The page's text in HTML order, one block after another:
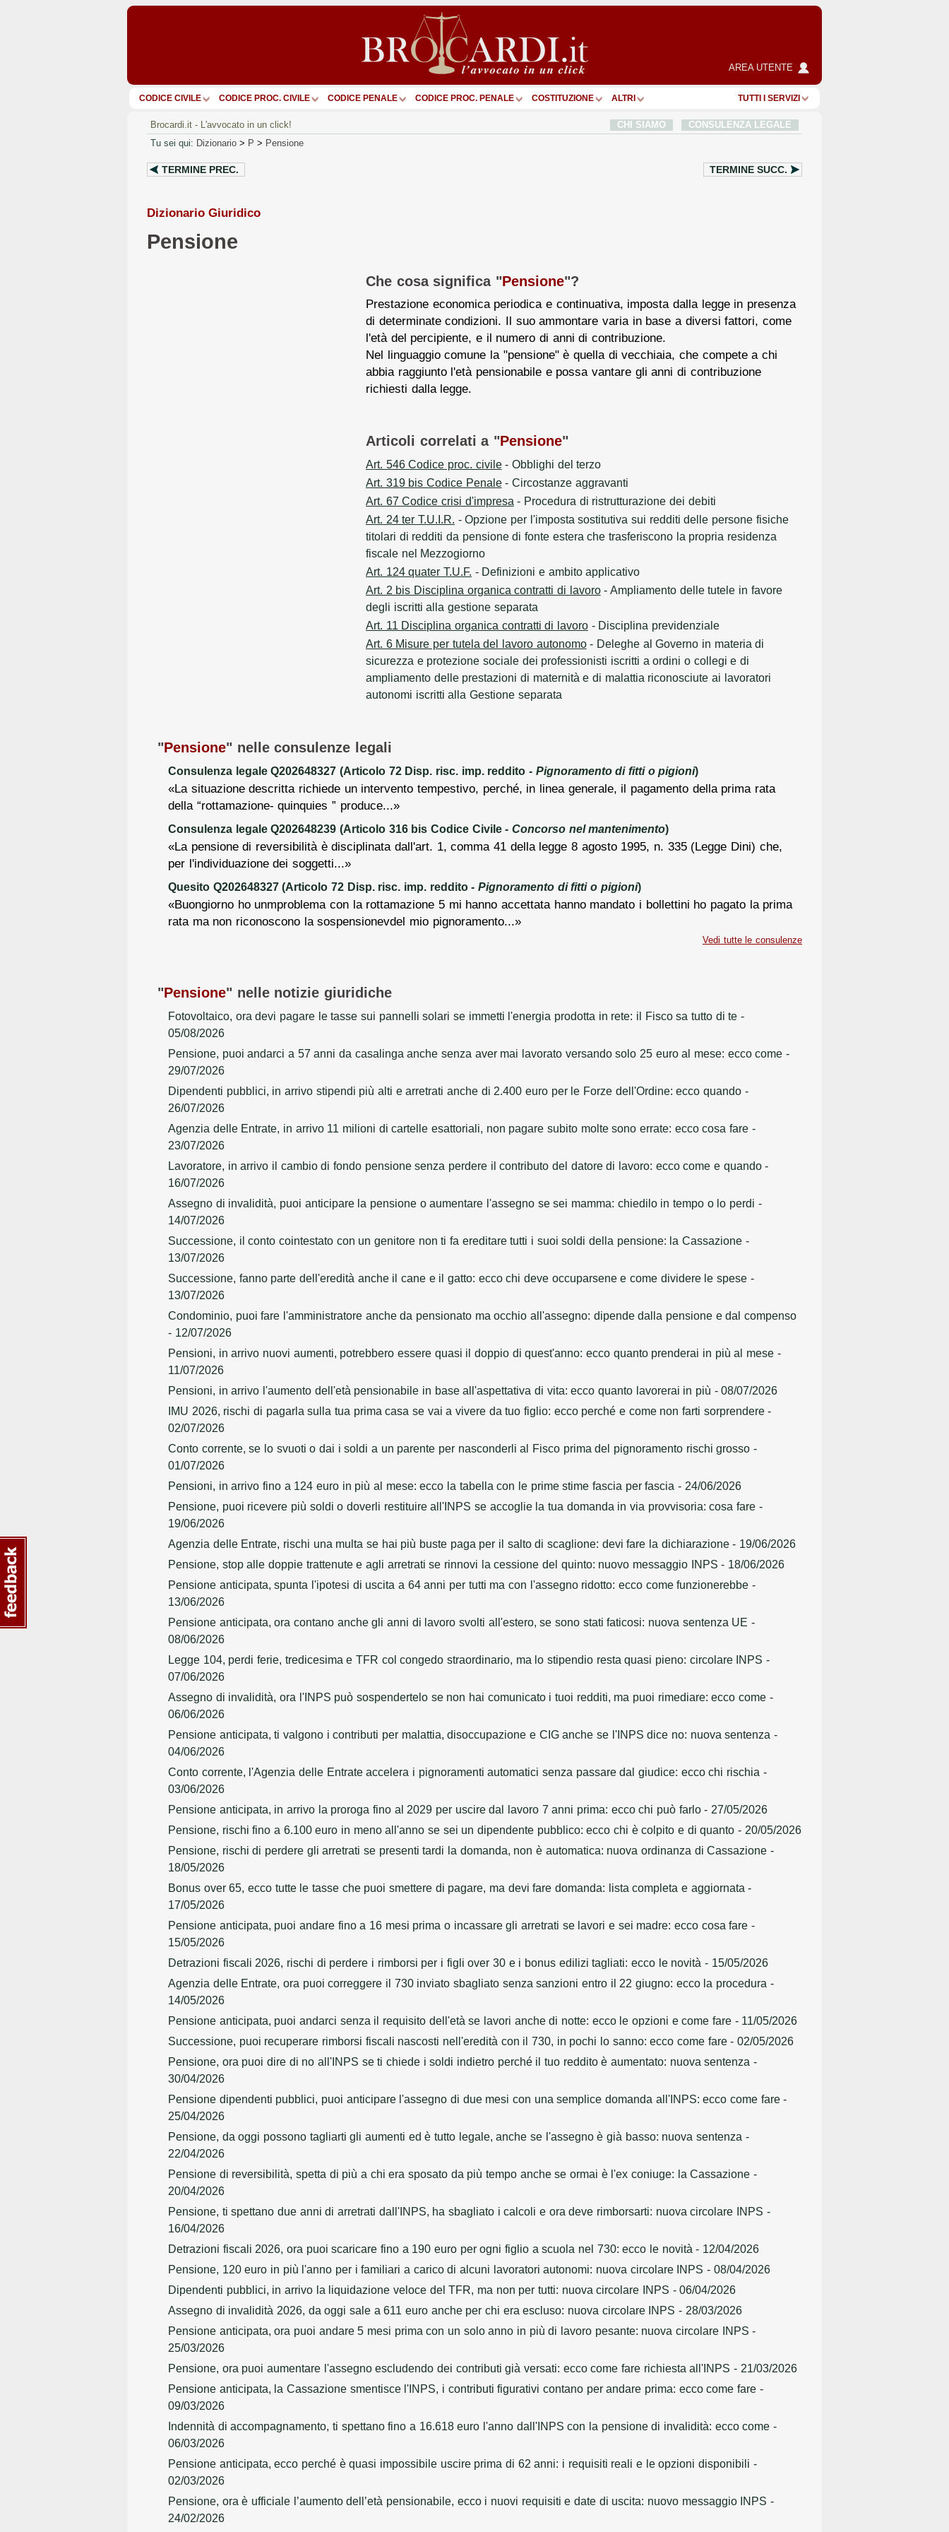
AREA UTENTE
CODICE CIVILE CODICE PROC. CIVILE CODICE PENALE CODICE PROC. PENALE COSTITUZIONE ALTRI TUTTI I SERVIZI
Brocardi.it - L'avvocato in un click! CHI SIAMO
CONSULENZA LEGALE
Tu sei qui: Dizionario > P > Pensione
TERMINE PREC. TERMINE SUCC.
Dizionario Giuridico
Pensione
Che cosa significa "Pensione"?
Prestazione economica periodica e continuativa, imposta dalla legge in presenza
di determinate condizioni. Il suo ammontare varia in base a diversi fattori, come
l'età del percipiente, e il numero di anni di contribuzione.
Nel linguaggio comune la "pensione" è quella di vecchiaia, che compete a chi
abbia raggiunto l'età pensionabile e possa vantare gli anni di contribuzione
richiesti dalla legge.
Articoli correlati a "Pensione"
Art. 546 Codice proc. civile- Obblighi del terzo
Art. 319 bis Codice Penale- Circostanze aggravanti
Art. 67 Codice crisi d'impresa - Procedura di ristrutturazione dei debiti
Art. 24 ter T.U.I.R. - Opzione per l'imposta sostitutiva sui redditi delle persone fisiche
titolari di redditi da pensione di fonte estera che trasferiscono la propria residenza
fiscale nel Mezzogiorno
Art. 124 quater T.U.F. - Definizioni e ambito applicativo
Art. 2 bis Disciplina organica contratti di lavoro- Ampliamento delle tutele in favore
degli iscritti alla gestione separata
Art. 11 Disciplina organica contratti di lavoro - Disciplina previdenziale
Art. 6 Misure per tutela del lavoro autonomo- Deleghe al Governo in materia di
sicurezza e protezione sociale dei professionisti iscritti a ordini o collegi e di
ampliamento delle prestazioni di maternità e di malattia riconosciute ai lavoratori
autonomi iscritti alla Gestione separata
"Pensione" nelle consulenze legali
Consulenza legale Q202648327 (Articolo 72 Disp. risc. imp. reddito - Pignoramento di fitti o pigioni)
«La situazione descritta richiede un intervento tempestivo, perché, in linea generale, il pagamento della prima rata
della “rottamazione- quinquies ” produce...»
Consulenza legale Q202648239 (Articolo 316 bis Codice Civile - Concorso nel mantenimento)
«La pensione di reversibilità è disciplinata dall'art. 1, comma 41 della legge 8 agosto 1995, n. 335 (Legge Dini) che,
per l'individuazione dei soggetti...»
Quesito Q202648327 (Articolo 72 Disp. risc. imp. reddito - Pignoramento di fitti o pigioni)
«Buongiorno ho unmproblema con la rottamazione 5 mi hanno accettata hanno mandato i bollettini ho pagato la prima
rata ma non riconoscono la sospensionevdel mio pignoramento...»
Vedi tutte le consulenze
"Pensione" nelle notizie giuridiche
Fotovoltaico, ora devi pagare le tasse sui pannelli solari se immetti l'energia prodotta in rete: il Fisco sa tutto di te -
05/08/2026
Pensione, puoi andarci a 57 anni da casalinga anche senza aver mai lavorato versando solo 25 euro al mese: ecco come -
29/07/2026
Dipendenti pubblici, in arrivo stipendi più alti e arretrati anche di 2.400 euro per le Forze dell'Ordine: ecco quando -
26/07/2026
Agenzia delle Entrate, in arrivo 11 milioni di cartelle esattoriali, non pagare subito molte sono errate: ecco cosa fare -
23/07/2026
Lavoratore, in arrivo il cambio di fondo pensione senza perdere il contributo del datore di lavoro: ecco come e quando-
16/07/2026
Assegno di invalidità, puoi anticipare la pensione o aumentare l'assegno se sei mamma: chiedilo in tempo o lo perdi -
14/07/2026
Successione, il conto cointestato con un genitore non ti fa ereditare tutti i suoi soldi della pensione: la Cassazione -
13/07/2026
Successione, fanno parte dell'eredità anche il cane e il gatto: ecco chi deve occuparsene e come dividere le spese -
13/07/2026
Condominio, puoi fare l'amministratore anche da pensionato ma occhio all'assegno: dipende dalla pensione e dal compenso
- 12/07/2026
Pensioni, in arrivo nuovi aumenti, potrebbero essere quasi il doppio di quest'anno: ecco quanto prenderai in più al mese -
11/07/2026
Pensioni, in arrivo l'aumento dell'età pensionabile in base all'aspettativa di vita: ecco quanto lavorerai in più - 08/07/2026
IMU 2026, rischi di pagarla sulla tua prima casa se vai a vivere da tuo figlio: ecco perché e come non farti sorprendere-
02/07/2026
Conto corrente, se lo svuoti o dai i soldi a un parente per nasconderli al Fisco prima del pignoramento rischi grosso -
01/07/2026
Pensioni, in arrivo fino a 124 euro in più al mese: ecco la tabella con le prime stime fascia per fascia - 24/06/2026
Pensione, puoi ricevere più soldi o doverli restituire all'INPS se accoglie la tua domanda in via provvisoria: cosa fare -
19/06/2026
Agenzia delle Entrate, rischi una multa se hai più buste paga per il salto di scaglione: devi fare la dichiarazione- 19/06/2026
Pensione, stop alle doppie trattenute e agli arretrati se rinnovi la cessione del quinto: nuovo messaggio INPS - 18/06/2026
Pensione anticipata, spunta l'ipotesi di uscita a 64 anni per tutti ma con l'assegno ridotto: ecco come funzionerebbe -
13/06/2026
Pensione anticipata, ora contano anche gli anni di lavoro svolti all'estero, se sono stati faticosi: nuova sentenza UE -
08/06/2026
Legge 104, perdi ferie, tredicesima e TFR col congedo straordinario, ma lo stipendio resta quasi pieno: circolare INPS -
07/06/2026
Assegno di invalidità, ora l'INPS può sospendertelo se non hai comunicato i tuoi redditi, ma puoi rimediare: ecco come -
06/06/2026
Pensione anticipata, ti valgono i contributi per malattia, disoccupazione e CIG anche se l'INPS dice no: nuova sentenza -
04/06/2026
Conto corrente, l'Agenzia delle Entrate accelera i pignoramenti automatici senza passare dal giudice: ecco chi rischia -
03/06/2026
Pensione anticipata, in arrivo la proroga fino al 2029 per uscire dal lavoro 7 anni prima: ecco chi può farlo- 27/05/2026
Pensione, rischi fino a 6.100 euro in meno all'anno se sei un dipendente pubblico: ecco chi è colpito e di quanto - 20/05/2026
Pensione, rischi di perdere gli arretrati se presenti tardi la domanda, non è automatica: nuova ordinanza di Cassazione -
18/05/2026
Bonus over 65, ecco tutte le tasse che puoi smettere di pagare, ma devi fare domanda: lista completa e aggiornata -
17/05/2026
Pensione anticipata, puoi andare fino a 16 mesi prima o incassare gli arretrati se lavori e sei madre: ecco cosa fare -
15/05/2026
Detrazioni fiscali 2026, rischi di perdere i rimborsi per i figli over 30 e i bonus edilizi tagliati: ecco le novità - 15/05/2026
Agenzia delle Entrate, ora puoi correggere il 730 inviato sbagliato senza sanzioni entro il 22 giugno: ecco la procedura -
14/05/2026
Pensione anticipata, puoi andarci senza il requisito dell'età se lavori anche di notte: ecco le opzioni e come fare - 11/05/2026
Successione, puoi recuperare rimborsi fiscali nascosti nell'eredità con il 730, in pochi lo sanno: ecco come fare- 02/05/2026
Pensione, ora puoi dire di no all'INPS se ti chiede i soldi indietro perché il tuo reddito è aumentato: nuova sentenza -
30/04/2026
Pensione dipendenti pubblici, puoi anticipare l'assegno di due mesi con una semplice domanda all'INPS: ecco come fare-
25/04/2026
Pensione, da oggi possono tagliarti gli aumenti ed è tutto legale, anche se l'assegno è già basso: nuova sentenza -
22/04/2026
Pensione di reversibilità, spetta di più a chi era sposato da più tempo anche se ormai è l'ex coniuge: la Cassazione -
20/04/2026
Pensione, ti spettano due anni di arretrati dall'INPS, ha sbagliato i calcoli e ora deve rimborsarti: nuova circolare INPS -
16/04/2026
Detrazioni fiscali 2026, ora puoi scaricare fino a 190 euro per ogni figlio a scuola nel 730: ecco le novità - 12/04/2026
Pensione, 120 euro in più l'anno per i familiari a carico di alcuni lavoratori autonomi: nuova circolare INPS - 08/04/2026
Dipendenti pubblici, in arrivo la liquidazione veloce del TFR, ma non per tutti: nuova circolare INPS - 06/04/2026
Assegno di invalidità 2026, da oggi sale a 611 euro anche per chi era escluso: nuova circolare INPS - 28/03/2026
Pensione anticipata, ora puoi andare 5 mesi prima con un solo anno in più di lavoro pesante: nuova circolare INPS -
25/03/2026
Pensione, ora puoi aumentare l'assegno escludendo dei contributi già versati: ecco come fare richiesta all'INPS - 21/03/2026
Pensione anticipata, la Cassazione smentisce l'INPS, i contributi figurativi contano per andare prima: ecco come fare -
09/03/2026
Indennità di accompagnamento, ti spettano fino a 16.618 euro l'anno dall'INPS con la pensione di invalidità: ecco come -
06/03/2026
Pensione anticipata, ecco perché è quasi impossibile uscire prima di 62 anni: i requisiti reali e le opzioni disponibili -
02/03/2026
Pensione, ora è ufficiale l’aumento dell’età pensionabile, ecco i nuovi requisiti e date di uscita: nuovo messaggio INPS -
24/02/2026